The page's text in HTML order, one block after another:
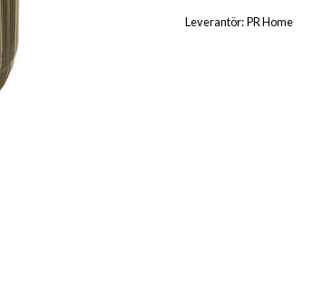
Leverantör:PR Home